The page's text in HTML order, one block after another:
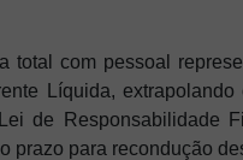
total com pessoal
Líquida,
de Responsabilidade
prazo para recondução